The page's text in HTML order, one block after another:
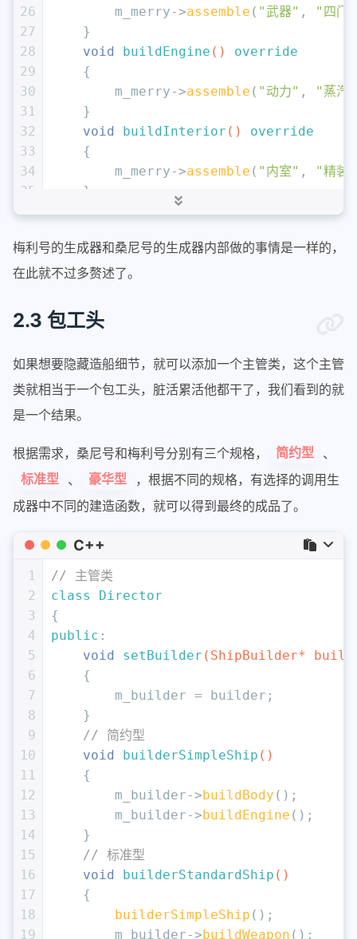
26
27
28
29
30
31
32
33
34
35
38
39
41
42
44
        m_merry->
assemble ( "武器" ,
"四门
    }
void
buildEngine ()
override
{
        m_merry->
assemble ( "动力" ,
"蒸汽
    }
void
buildInterior ()
override
{
        m_merry->
assemble ( "内室" ,
"精装"
    }
getMerry
        MerryShip* ship = m_merry;
        m_merry =
    }
private
};
梅利号的生成器和桑尼号的生成器内部做的事情是一样的，
在此就不过多赘述了。
2.3 包工头
如果想要隐藏造船细节，就可以添加一个主管类，这个主管
类就相当于一个包工头，脏活累活他都干了，我们看到的就
是一个结果。
根据需求，桑尼号和梅利号分别有三个规格， 简约型 、
标准型 、 豪华型
，根据不同的规格，有选择的调用生
成器中不同的建造函数，就可以得到最终的成品了。
C++
1
2
3
4
5
6
7
8
9
10
11
12
13
14
15
16
17
18
19
// 主管类
class
Director
{
public :
void
setBuilder (ShipBuilder*
{
        m_builder = builder;
    }
// 简约型
void
builderSimpleShip ()
{
        m_builder->
buildBody ();
        m_builder->
buildEngine ();
    }
// 标准型
void
builderStandardShip ()
{
builderSimpleShip ();
        m_builder->
buildWeapon ();